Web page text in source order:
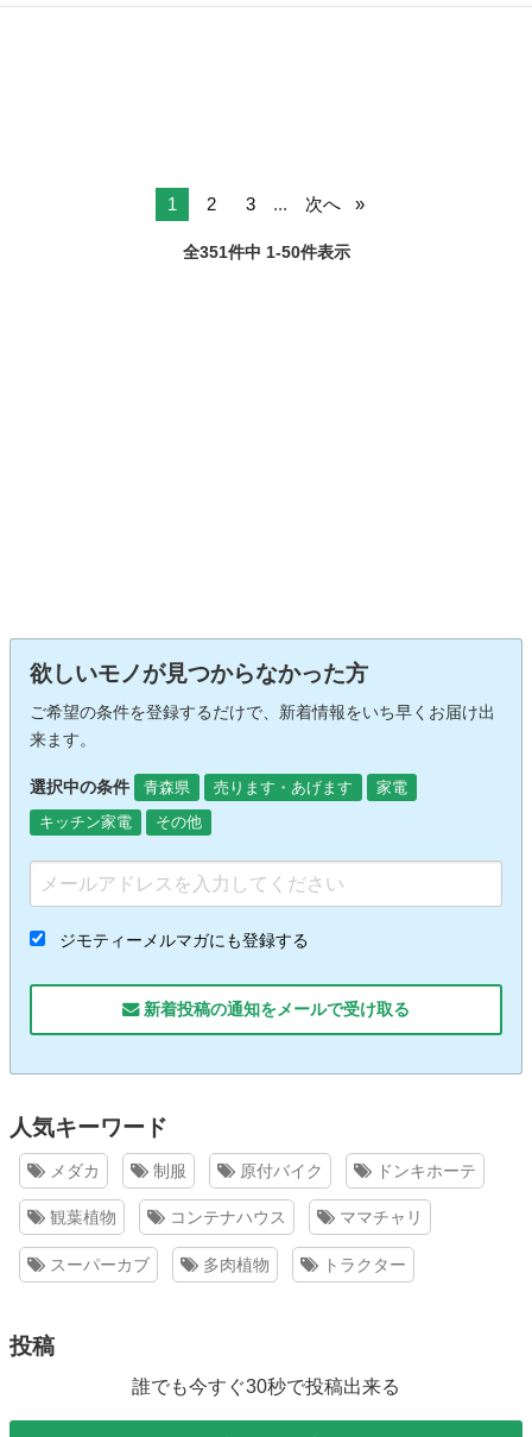
構大型です。 アサヒ、サッポロ、キリン使用可 洗浄樽もお付けしま
1 2 3 ... 次へ
全351件中 1-50件表示
欲しいモノが見つからなかった方
ご希望の条件を登録するだけで、新着情報をいち早くお届け出
来ます。
選択中の条件 青森県 売ります・あげます
家電
キッチン家電
その他
ジモティーメルマガにも登録する
新着投稿の通知をメールで受け取る
人気キーワード
メダカ 制服 原付バイク ドンキホーテ
観葉植物 コンテナハウス ママチャリ
スーパーカブ 多肉植物 トラクター
投稿
誰でも今すぐ30秒で投稿出来る